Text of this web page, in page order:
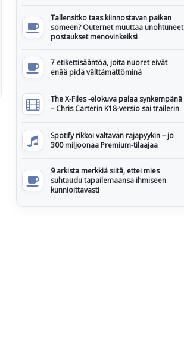
Tallensitko taas kiinnostavan paikan
someen? Outernet muuttaa unohtuneet
postaukset menovinkeiksi
7 etikettisääntöä, joita nuoret eivät
enää pidä välttämättöminä
The X-Files -elokuva palaa synkempänä
– Chris Carterin K18-versio sai trailerin
Spotify rikkoi valtavan rajapyykin – jo
300 miljoonaa Premium-tilaajaa
9 arkista merkkiä siitä, ettei mies
suhtaudu tapailemaansa ihmiseen
kunnioittavasti